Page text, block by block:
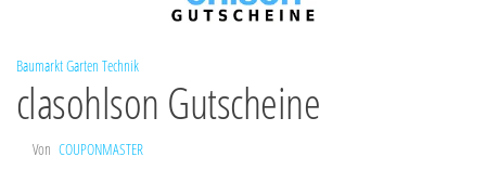
BaumarktGarten Technik
clasohlson Gutscheine
Von COUPONMASTER